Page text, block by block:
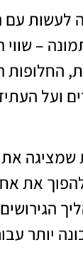
לעשות עם
– שווי
החלופות
ועל
שמציגה
להפוך את
יותר